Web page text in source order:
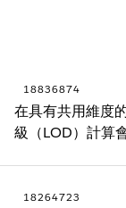
18836874
在具有共用維度
級（LOD）計算
18264723